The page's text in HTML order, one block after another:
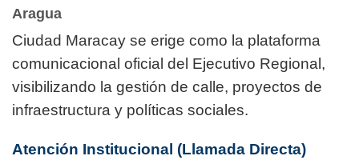
Aragua
Ciudad Maracay se erige como la plataforma
comunicacional oficial del Ejecutivo Regional,
visibilizando la gestión de calle, proyectos de
infraestructura y políticas sociales.
Atención Institucional (Llamada Directa)